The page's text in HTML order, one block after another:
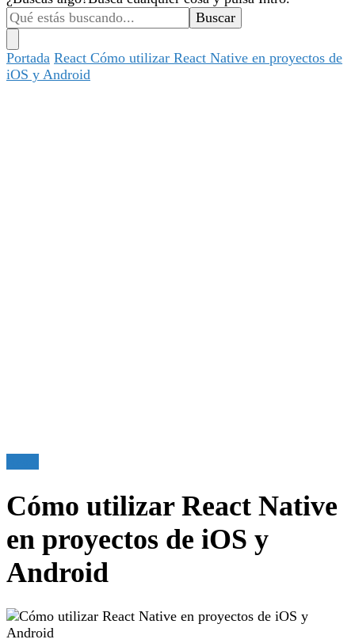
Portada React Cómo utilizar React Native en proyectos de
iOS y Android
Cómo utilizar React Native
en proyectos de iOS y
Android